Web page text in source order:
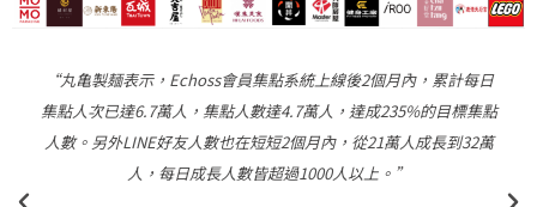
上線後2個月內，累計每日
人，達成235%的目標集點
內，從21萬人成長到32萬
所長茶葉蛋表示，Echoss VIP不論是
常的直覺易用，顧客只需要從官方帳
會，養成購買習慣，品牌也能藉著後
動與數據分析。導入Echoss VIP不到一